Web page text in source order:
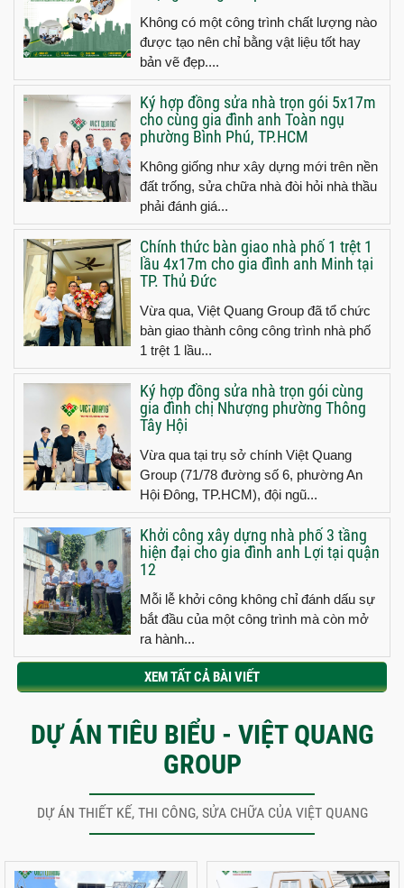
Không có một công trình chất lượng nào
được tạo nên chỉ bằng vật liệu tốt hay
bản vẽ đẹp....
Ký hợp đồng sửa nhà trọn gói 5x17m
cho cùng gia đình anh Toàn ngụ
phường Bình Phú, TP.HCM
Không giống như xây dựng mới trên nền
đất trống, sửa chữa nhà đòi hỏi nhà thầu
phải đánh giá...
Chính thức bàn giao nhà phố 1 trệt 1
lầu 4x17m cho gia đình anh Minh tại
TP. Thủ Đức
Vừa qua, Việt Quang Group đã tổ chức
bàn giao thành công công trình nhà phố
1 trệt 1 lầu...
Ký hợp đồng sửa nhà trọn gói cùng
gia đình chị Nhượng phường Thông
Tây Hội
Vừa qua tại trụ sở chính Việt Quang
Group (71/78 đường số 6, phường An
Hội Đông, TP.HCM), đội ngũ...
Khởi công xây dựng nhà phố 3 tầng
hiện đại cho gia đình anh Lợi tại quận
12
Mỗi lễ khởi công không chỉ đánh dấu sự
bắt đầu của một công trình mà còn mở
ra hành...
XEM TẤT CẢ BÀI VIẾT
DỰ ÁN TIÊU BIỂU - VIỆT QUANG
GROUP
DỰ ÁN THIẾT KẾ, THI CÔNG, SỬA CHỮA CỦA VIỆT QUANG